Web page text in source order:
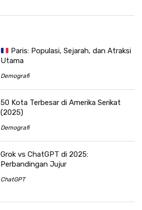
Paris: Populasi, Sejarah, dan Atraksi
Utama
Demografi
50 Kota Terbesar di Amerika Serikat
(2025)
Demografi
Grok vs ChatGPT di 2025:
Perbandingan Jujur
ChatGPT